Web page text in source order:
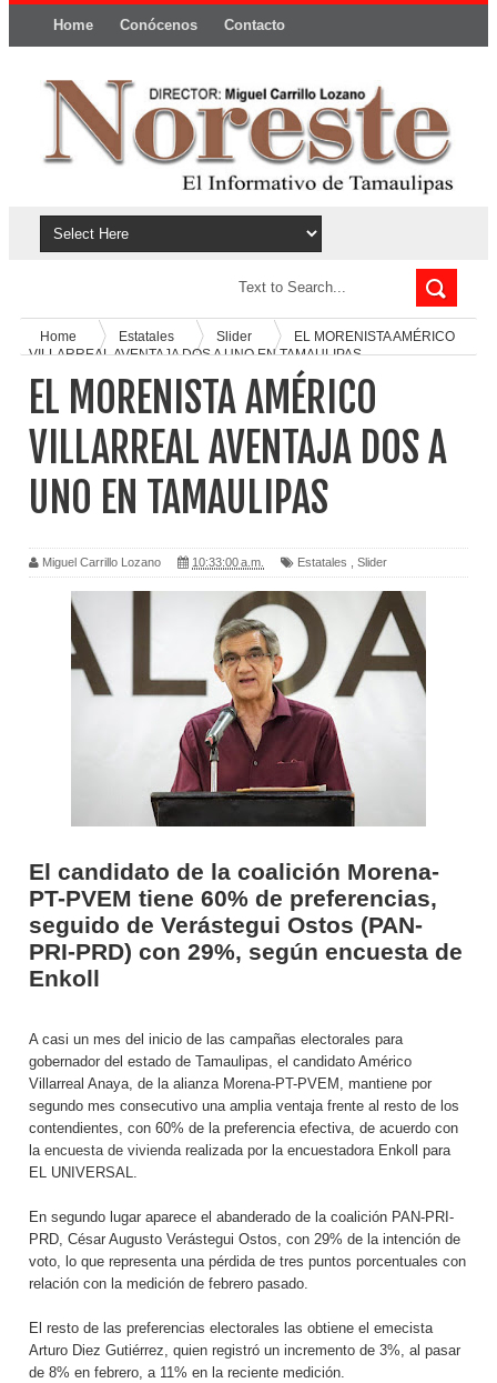
Home Conócenos Contacto
Home Estatales Slider
EL MORENISTA AMÉRICO
VILLARREAL AVENTAJA DOS A UNO EN TAMAULIPAS
EL MORENISTA AMÉRICO
VILLARREAL AVENTAJA DOS A
UNO EN TAMAULIPAS
Miguel Carrillo Lozano 10:33:00 a.m. Estatales Slider
El candidato de la coalición Morena-
PT-PVEM tiene 60% de preferencias,
seguido de Verástegui Ostos (PAN-
PRI-PRD) con 29%, según encuesta de
Enkoll
A casi un mes del inicio de las campañas electorales para
gobernador del estado de Tamaulipas, el candidato Américo
Villarreal Anaya, de la alianza Morena-PT-PVEM, mantiene por
segundo mes consecutivo una amplia ventaja frente al resto de los
contendientes, con 60% de la preferencia efectiva, de acuerdo con
la encuesta de vivienda realizada por la encuestadora Enkoll para
EL UNIVERSAL.
En segundo lugar aparece el abanderado de la coalición PAN-PRI-
PRD, César Augusto Verástegui Ostos, con 29% de la intención de
voto, lo que representa una pérdida de tres puntos porcentuales con
relación con la medición de febrero pasado.
El resto de las preferencias electorales las obtiene el emecista
Arturo Diez Gutiérrez, quien registró un incremento de 3%, al pasar
de 8% en febrero, a 11% en la reciente medición.